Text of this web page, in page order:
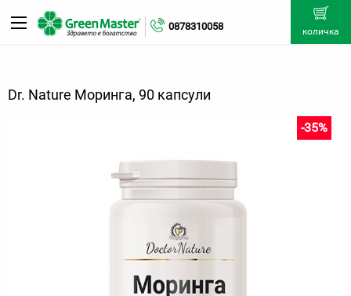
0878310058 количка
Dr. Nature Моринга, 90 капсули
-35%